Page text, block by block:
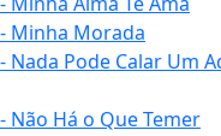
Minha Morada
Nada Pode Calar Um
Não Há o Que Temer